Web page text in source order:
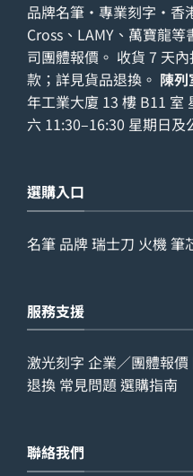
品牌名筆・專業刻字・香
Cross、LAMY、萬寶龍
司團體報價。 收貨 7 天
款；詳見貨品退換 。 陳列
年工業大廈 13 樓 B11 室
六 11:30–16:30 星期日及
選購入口
名筆 品牌瑞士刀 火機筆
服務支援
激光刻字 企業／團體報價
退換 常見問題 選購指南
聯絡我們